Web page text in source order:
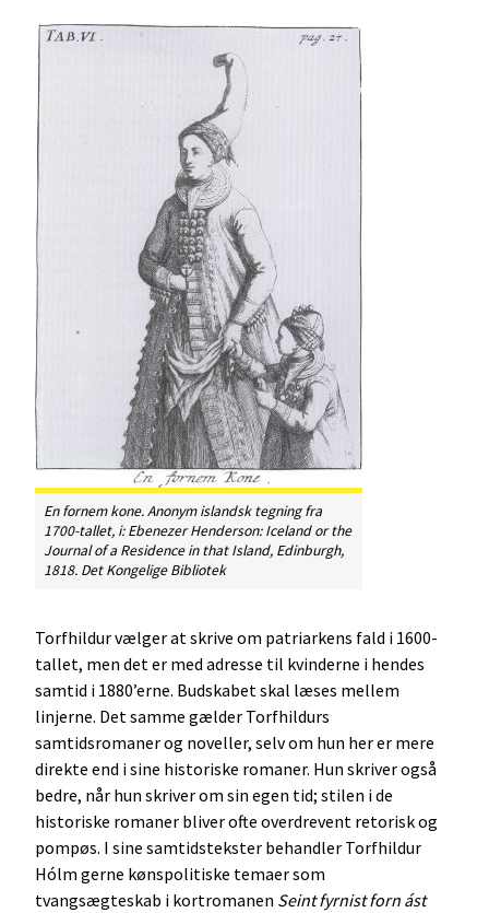
En fornem kone. Anonym islandsk tegning fra
1700-tallet, i: Ebenezer Henderson:Iceland or the
Journal of a Residence in that Island, Edinburgh,
1818. Det Kongelige Bibliotek
Torfhildur vælger at skrive om patriarkens fald i 1600-
tallet, men det er med adresse til kvinderne i hendes
samtid i 1880’erne. Budskabet skal læses mellem
linjerne. Det samme gælder Torfhildurs
samtidsromaner og noveller, selv om hun her er mere
direkte end i sine historiske romaner. Hun skriver også
bedre, når hun skriver om sin egen tid; stilen i de
historiske romaner bliver ofte overdrevent retorisk og
pompøs. I sine samtidstekster behandler Torfhildur
Hólm gerne kønspolitiske temaer som
tvangsægteskab i kortromanen Seint fyrnist forn ást